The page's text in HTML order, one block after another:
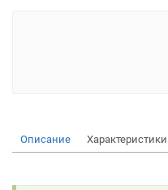
Описание Характеристики